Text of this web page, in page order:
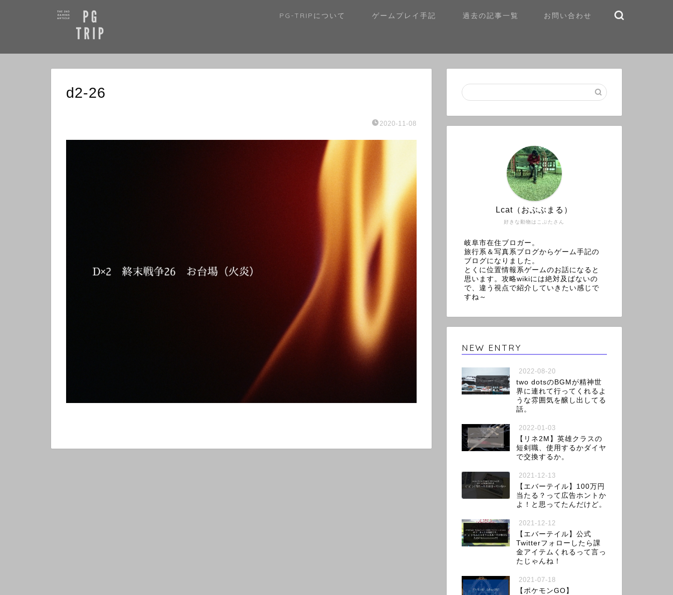
PG-TRIPについて ゲームプレイ手記 過去の記事一覧 お問い合わせ
d2-26
2020-11-08
好きな動物はこぶたさん
Lcat（おぶぶまる）
岐阜市在住ブロガー。
旅行系＆写真系ブログからゲーム手記の
ブログになりました。
とくに位置情報系ゲームのお話になると
思います。攻略wikiには絶対及ばないの
で、違う視点で紹介していきたい感じで
すね～
NEW ENTRY
2022-08-20
two dotsのBGMが精神世
界に連れて行ってくれるよ
うな雰囲気を醸し出してる
話。
2022-01-03
【リネ2M】英雄クラスの
短剣職、使用するかダイヤ
で交換するか。
2021-12-13
【エバーテイル】100万円
当たる？って広告ホントか
よ！と思ってたんだけど。
2021-12-12
【エバーテイル】公式
Twitterフォローしたら課
金アイテムくれるって言っ
たじゃんね！
2021-07-18
【ポケモンGO】